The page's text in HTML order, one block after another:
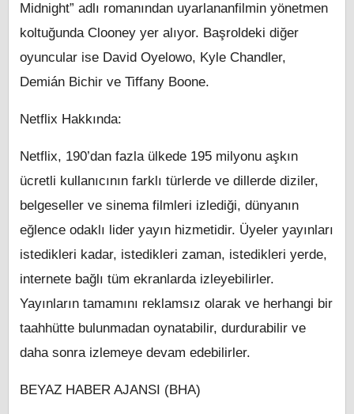
Midnight” adlı romanından uyarlananfilmin yönetmen
koltuğunda Clooney yer alıyor. Başroldeki diğer
oyuncular ise David Oyelowo, Kyle Chandler,
Demián Bichir ve Tiffany Boone.
Netflix Hakkında:
Netflix, 190’dan fazla ülkede 195 milyonu aşkın
ücretli kullanıcının farklı türlerde ve dillerde diziler,
belgeseller ve sinema filmleri izlediği, dünyanın
eğlence odaklı lider yayın hizmetidir. Üyeler yayınları
istedikleri kadar, istedikleri zaman, istedikleri yerde,
internete bağlı tüm ekranlarda izleyebilirler.
Yayınların tamamını reklamsız olarak ve herhangi bir
taahhütte bulunmadan oynatabilir, durdurabilir ve
daha sonra izlemeye devam edebilirler.
BEYAZ HABER AJANSI (BHA)